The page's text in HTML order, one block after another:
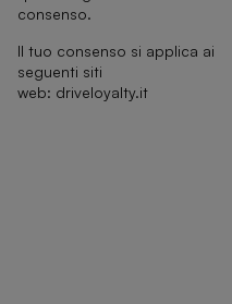
consenso.
Il tuo consenso si applica ai
seguenti siti
web: driveloyalty.it